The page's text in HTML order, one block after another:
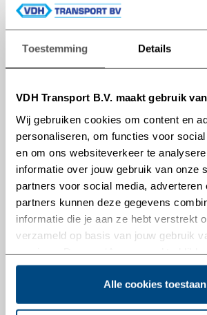
Toestemming Details
VDH Transport B.V. maakt gebruik
Wij gebruiken cookies om content en
personaliseren, om functies voor
en om ons websiteverkeer te
informatie over jouw gebruik van onze
partners voor social media, adverteren
partners kunnen deze gegevens
informatie die je aan ze hebt verstrekt
verzameld op basis van jouw gebruik
lezen over onze cookies en je
Door op ‘Alle cookies toestaan’ te
met het gebruik van alle cookies zoals
Alle cookies toestaan
systemen verzorgen en bij
(direct)marketingactiviteiten
VDH Transport maakt geen
geautomatiseerde systemen
U heeft het recht om uw bij
bekende persoonsgegevens in
wijzigen en te laten
kunt u een e-mail sturen
naar anja@vdhtransport.nlmet
vermelding van uw initialen,
adres, telefoonnummer. Wij
gegevens om de aanvraag te
een zo goed mogelijk werkende
kunnen bieden. Daarnaast